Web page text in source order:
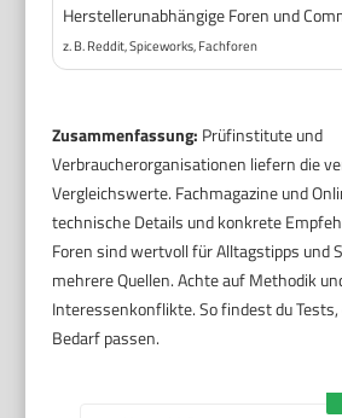
Herstellerunabhängige Foren und
z. B. Reddit, Spiceworks, Fachforen
Zusammenfassung: Prüfinstitute und
Verbraucherorganisationen liefern die
Vergleichswerte. Fachmagazine und
technische Details und konkrete
Foren sind wertvoll für Alltagstipps und
mehrere Quellen. Achte auf Methodik
Interessenkonflikte. So findest du Tests,
Bedarf passen.